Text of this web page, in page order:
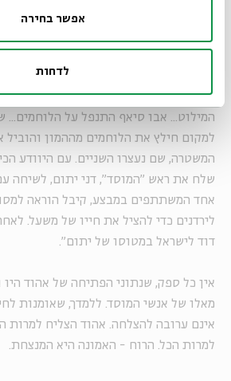
אפשר בחירה
לדחות
של משעל את דלת הרכב... והלוחמים, שלא
והשני פתח את פחית המשקה. בשלב זה
לעבר בתו והרעל שכוון לעורפו פגע
בסכנה ורץ לעבר מכוניתו, בעוד הלוחמים
המילוט... אבו סיאף התנפל על הלוחמים...
למקום חילץ את הלוחמים מההמון והוביל
המשטרה, שם נעצרו השניים. עם היוודע
שלח את ראש "המוסד", דני יתום, לשיחה עם
אחד המשתתפים במבצע, קיבל הוראה
לירדנים כדי להציל את חייו של משעל.
דוד לישראל במטוסו של יתום".
אין כל ספק, שנתוני הפתיחה של אהוד היו
מאלו של אנשי המוסד. ללמדך, שאומנות
אינם ערובה להצלחה. אהוד הצליח למרות
למרות הכל. הרוח - האמונה היא המנצחת.